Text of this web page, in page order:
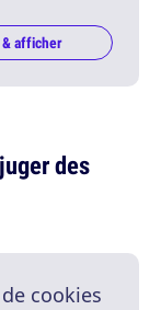
afficher
des
cookies